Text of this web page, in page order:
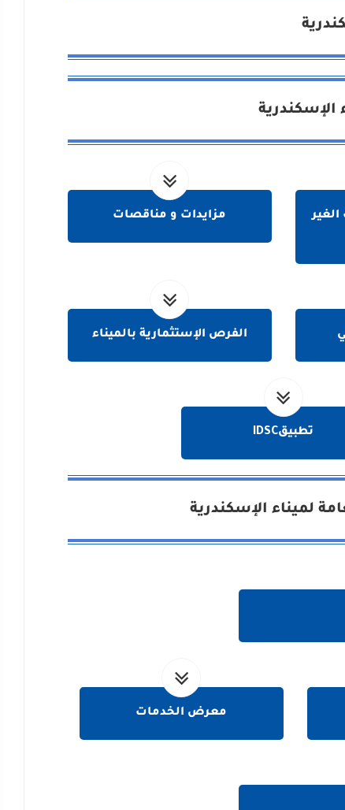
الإسكندرية
مزايدات و مناقصات
الفرص الإستثمارية بالميناء
تطبيقIDSC
لميناء الإسكندرية
معرض الخدمات